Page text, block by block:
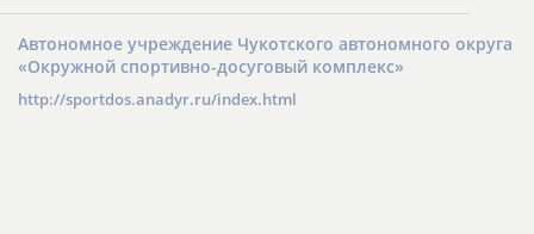
Автономное учреждение Чукотского автономного округа
«Окружной спортивно-досуговый комплекс»
http://sportdos.anadyr.ru/index.html